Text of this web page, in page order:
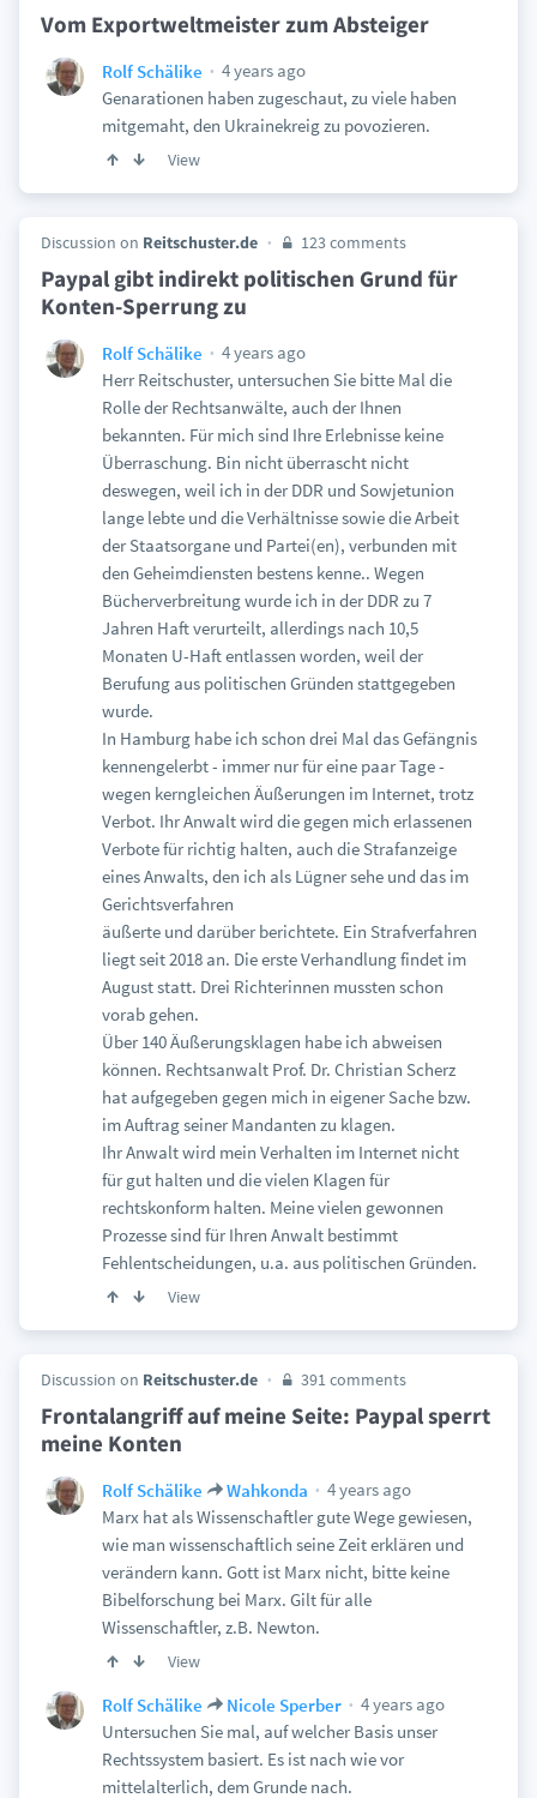
Vom Exportweltmeister zum Absteiger
Rolf Schälike
4 years ago
Genarationen haben zugeschaut, zu viele haben
mitgemaht, den Ukrainekreig zu povozieren.
View
Discussion on Reitschuster.de 123 comments
Paypal gibt indirekt politischen Grund für
Konten-Sperrung zu
Rolf Schälike
4 years ago
Herr Reitschuster, untersuchen Sie bitte Mal die
Rolle der Rechtsanwälte, auch der Ihnen
bekannten. Für mich sind Ihre Erlebnisse keine
Überraschung. Bin nicht überrascht nicht
deswegen, weil ich in der DDR und Sowjetunion
lange lebte und die Verhältnisse sowie die Arbeit
der Staatsorgane und Partei(en), verbunden mit
den Geheimdiensten bestens kenne.. Wegen
Bücherverbreitung wurde ich in der DDR zu 7
Jahren Haft verurteilt, allerdings nach 10,5
Monaten U-Haft entlassen worden, weil der
Berufung aus politischen Gründen stattgegeben
wurde.
In Hamburg habe ich schon drei Mal das Gefängnis
kennengelerbt - immer nur für eine paar Tage -
wegen kerngleichen Äußerungen im Internet, trotz
Verbot. Ihr Anwalt wird die gegen mich erlassenen
Verbote für richtig halten, auch die Strafanzeige
eines Anwalts, den ich als Lügner sehe und das im
Gerichtsverfahren
äußerte und darüber berichtete. Ein Strafverfahren
liegt seit 2018 an. Die erste Verhandlung findet im
August statt. Drei Richterinnen mussten schon
vorab gehen.
Über 140 Äußerungsklagen habe ich abweisen
können. Rechtsanwalt Prof. Dr. Christian Scherz
hat aufgegeben gegen mich in eigener Sache bzw.
im Auftrag seiner Mandanten zu klagen.
Ihr Anwalt wird mein Verhalten im Internet nicht
für gut halten und die vielen Klagen für
rechtskonform halten. Meine vielen gewonnen
Prozesse sind für Ihren Anwalt bestimmt
Fehlentscheidungen, u.a. aus politischen Gründen.
View
Discussion on Reitschuster.de 391 comments
Frontalangriff auf meine Seite: Paypal sperrt
meine Konten
Rolf Schälike Wahkonda
4 years ago
Marx hat als Wissenschaftler gute Wege gewiesen,
wie man wissenschaftlich seine Zeit erklären und
verändern kann. Gott ist Marx nicht, bitte keine
Bibelforschung bei Marx. Gilt für alle
Wissenschaftler, z.B. Newton.
View
Rolf Schälike Nicole Sperber
4 years ago
Untersuchen Sie mal, auf welcher Basis unser
Rechtssystem basiert. Es ist nach wie vor
mittelalterlich, dem Grunde nach.